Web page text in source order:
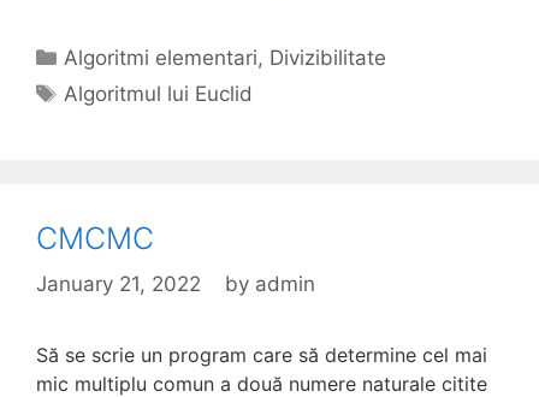
Categories
Algoritmi elementari, Divizibilitate
Tags
Algoritmul lui Euclid
CMCMC
January 21, 2022 by admin
Să se scrie un program care să determine cel mai
mic multiplu comun a două numere naturale citite